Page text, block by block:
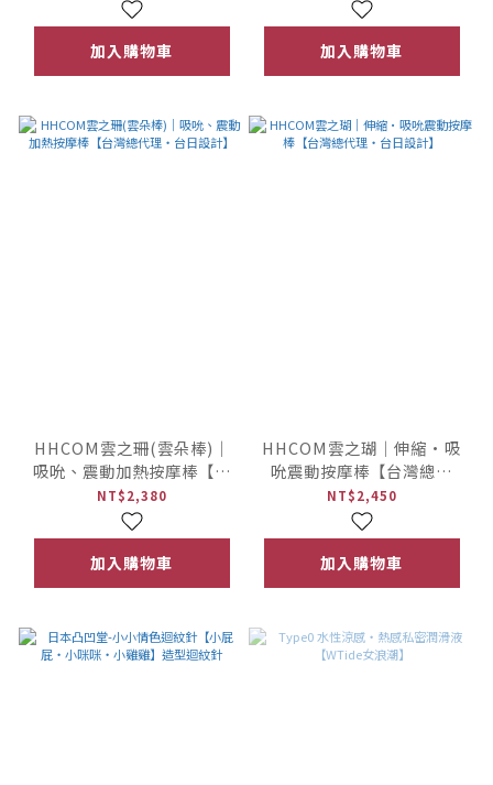
加入購物車 加入購物車
HHCOM雲之珊(雲朵棒)｜
吸吮、震動加熱按摩棒【台
灣總代理・台日設計】
NT$2,380
加入購物車
HHCOM雲之瑚｜伸縮·吸
吮震動按摩棒【台灣總代
理・台日設計】
NT$2,450
加入購物車